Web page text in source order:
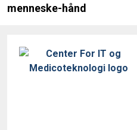
menneske-hånd